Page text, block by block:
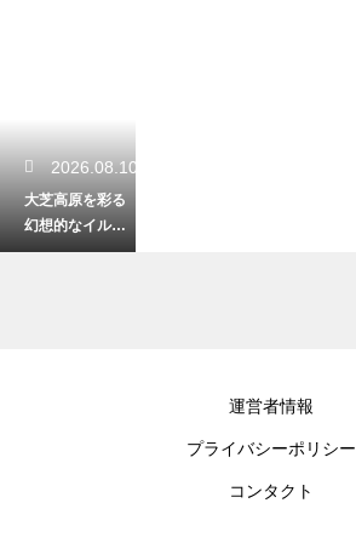
2026.08.10
大芝高原を彩る
幻想的なイルミ
ネーション！冬
運営者情報
プライバシーポリシー
コンタクト